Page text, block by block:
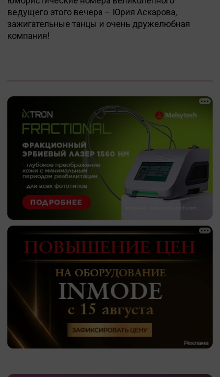
ведущего этого вечера – Юрия Аскарова,
зажигательные танцы и очень дружелюбная
компания!